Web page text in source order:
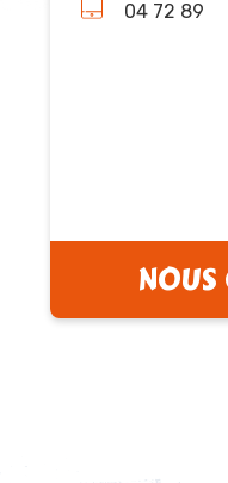
04 72 89
NOUS